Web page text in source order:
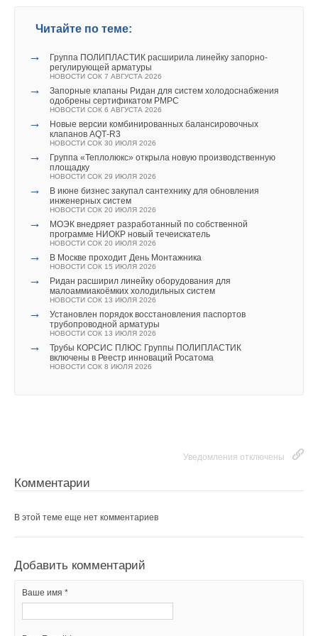
Читайте по теме:
→
Группа ПОЛИПЛАСТИК расширила линейку запорно-
регулирующей арматуры
НОВОСТИ СОК 7 АВГУСТА 2026
→
Запорные клапаны Ридан для систем холодоснабжения
одобрены сертификатом РМРС
НОВОСТИ СОК 6 АВГУСТА 2026
→
Новые версии комбинированных балансировочных
клапанов AQT‑R3
НОВОСТИ СОК 30 ИЮЛЯ 2026
→
Группа «Теплолюкс» открыла новую производственную
площадку
НОВОСТИ СОК 29 ИЮЛЯ 2026
→
В июне бизнес закупал сантехнику для обновления
инженерных систем
НОВОСТИ СОК 20 ИЮЛЯ 2026
→
МОЭК внедряет разработанный по собственной
программе НИОКР новый течеискатель
НОВОСТИ СОК 20 ИЮЛЯ 2026
→ В Москве проходит День Монтажника
НОВОСТИ СОК 15 ИЮЛЯ 2026
→
Ридан расширил линейку оборудования для
малоаммиакоёмких холодильных систем
НОВОСТИ СОК 13 ИЮЛЯ 2026
→
Установлен порядок восстановления паспортов
трубопроводной арматуры
НОВОСТИ СОК 13 ИЮЛЯ 2026
→
Трубы КОРСИС ПЛЮС Группы ПОЛИПЛАСТИК
включены в Реестр инноваций Росатома
НОВОСТИ СОК 8 ИЮЛЯ 2026
Уведомления отключены
Комментарии
В этой теме еще нет комментариев
Добавить комментарий
Ваше имя *
создании энергоэффективных геотермальных систем для
ИСТОЧНИК: ГЛОБАЛЬНАЯ ЭНЕРГИЯ
Читайте по теме:
В Забайкалье запустили крупнейшую в России
Абагайтуйскую СЭС
НОВОСТИ СОК 7 АВГУСТА 2026
Учёные ЮУрГУ создали каскадную установку,
объединяющую солнечную и геотермальную энергию
НОВОСТИ СОК 6 АВГУСТА 2026
Гибридный тепловой насос PV/T с одним общим
испарителем
НОВОСТИ СОК 5 АВГУСТА 2026
Китайская Shenling представила линейку тепловых
насосов «воздух-вода» на R290
НОВОСТИ СОК 4 АВГУСТА 2026
Тепловые насосы в связке с солнечной генерацией и
накопителем снижают потребление на 60%
НОВОСТИ СОК 4 АВГУСТА 2026
США запретили использование иностранных
инверторов
НОВОСТИ СОК 31 ИЮЛЯ 2026
Уже через месяц в России можно будет устанавливать
солнечные панели в МКД
НОВОСТИ СОК 30 ИЮЛЯ 2026
Текст комментария
Комментарии
В этой теме еще нет комментариев
Добавить комментарий
Ваше имя *
Ваш E-mail *
Текст комментария